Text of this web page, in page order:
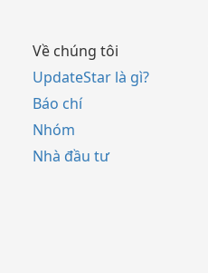
Về chúng tôi
UpdateStar là gì?
Báo chí
Nhóm
Nhà đầu tư